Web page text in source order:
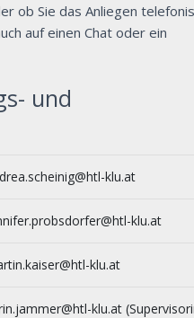
ob Sie das Anliegen
auf einen Chat oder ein
und
klu.at
klu.at
klu.at
klu.at